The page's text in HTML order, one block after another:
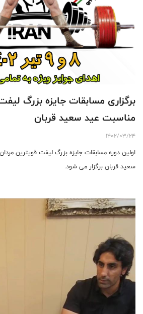
برگزاری مسابقات جایزه بزرگ
مناسبت عید سعید قربان
1402/03/24
اولین دوره مسابقات جایزه بزرگ لیفت قویترین
سعید قربان برگزار می شود.